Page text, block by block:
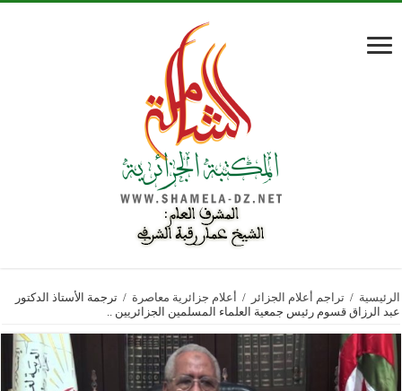
الرئيسية / تراجم أعلام الجزائر / أعلام جزائرية معاصرة / ترجمة الأستاذ الدكتور
عبد الرزاق قسوم رئيس جمعية العلماء المسلمين الجزائريين ..